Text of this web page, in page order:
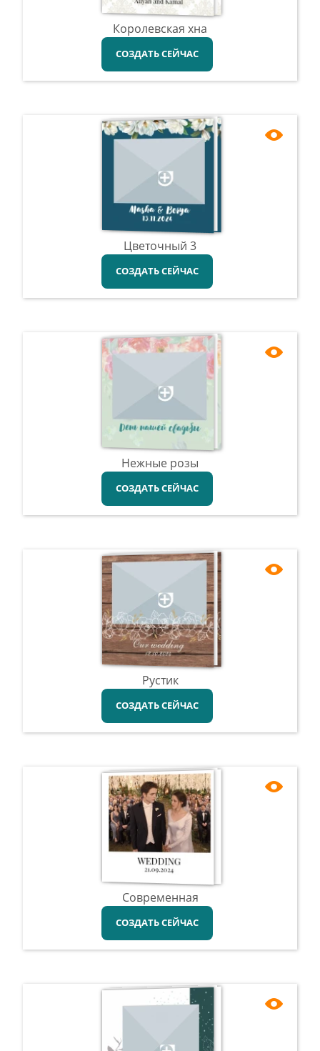
Королевская хна
СОЗДАТЬ СЕЙЧАС
Цветочный 3
СОЗДАТЬ СЕЙЧАС
Нежные розы
СОЗДАТЬ СЕЙЧАС
Рустик
СОЗДАТЬ СЕЙЧАС
Современная
СОЗДАТЬ СЕЙЧАС